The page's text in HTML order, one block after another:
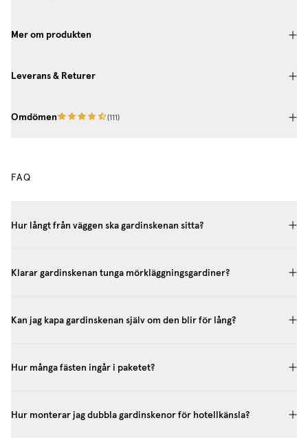
Mer om produkten
Leverans & Returer
Omdömen (111 )
FAQ
Hur långt från väggen ska gardinskenan sitta?
Klarar gardinskenan tunga mörkläggningsgardiner?
Kan jag kapa gardinskenan själv om den blir för lång?
Hur många fästen ingår i paketet?
Hur monterar jag dubbla gardinskenor för hotellkänsla?